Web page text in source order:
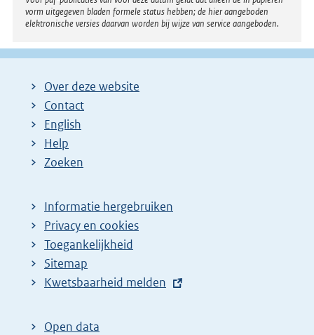
vorm uitgegeven bladen formele status hebben; de hier aangeboden
elektronische versies daarvan worden bij wijze van service aangeboden.
Over deze website
Contact
English
Help
Zoeken
Informatie hergebruiken
Privacy en cookies
Toegankelijkheid
Sitemap
E
t
Kwetsbaarheid melden
Open data